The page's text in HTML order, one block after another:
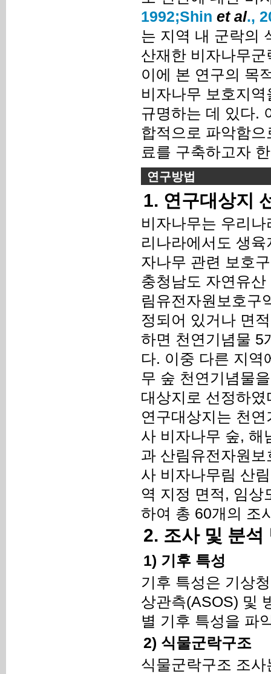
1992;Shin et al.,
는 지역 내 군락의
산재한 비자나무
이에 본 연구의 목
비자나무 보호지
규명하는 데 있다.
합적으로 파악함
료를 구축하고자
연구방법
1. 연구대상지
비자나무는 우리
리나라에서도 생
자나무 관련 보호
충청남도 자연유
림유전자원보호구
정되어 있거나 면
하면 천연기념물 5
다. 이중 다른 지역
무 숲 천연기념물
대상지로 선정하였
연구대상지는 천
사 비자나무 숲, 해
과 산림유전자원
사 비자나무림 산
역 지정 면적, 임상
하여 총 60개의 조
2. 조사 및 분석
1) 기후 특성
기후 특성은 기상
상관측(ASOS) 및
별 기후 특성을 파
2) 식물군락구조
식물군락구조 조